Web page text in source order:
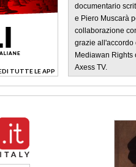
TUTTE LE APP
documentario
e Piero Muscarà
collaborazione
grazie all'accordo
Mediawan Rights
Axess TV.